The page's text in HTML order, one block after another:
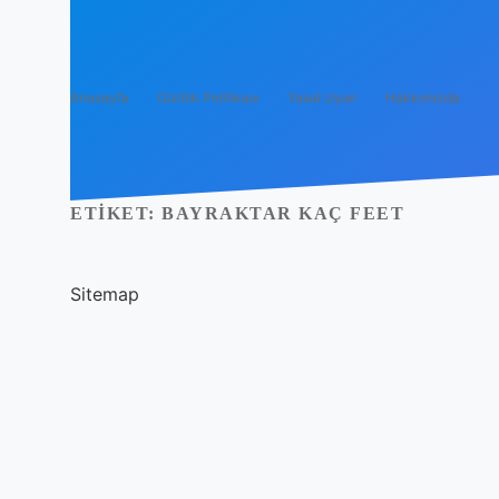
Anasayfa Gizlilik Politikası Yasal Uyarı Hakkımızda
ETIKET: BAYRAKTAR KAÇ FEET
Sitemap